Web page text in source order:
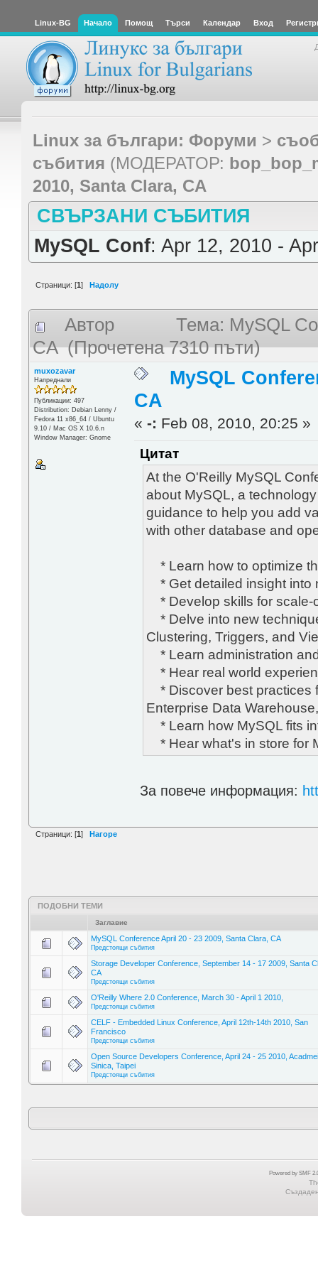
Linux-BG Начало Помощ Търси Календар Вход
Linux за българи: Форуми >
събития (МОДЕРАТОР:
2010, Santa Clara, CA
СВЪРЗАНИ СЪБИТИЯ
MySQL Conf: Apr 12, 2010 -
Страници: [1] Надолу
Автор
Тема: MySQL
CA (Прочетена 7310 пъти)
muxozavar
Напреднали
Публикации: 497
Distribution: Debian Lenny /
Fedora 11 x86_64 / Ubuntu
9.10 / Mac OS X 10.6.n
Window Manager: Gnome
MySQL
CA
«-: Feb 08, 2010, 20:25 »
Цитат
At the O'Reilly MySQL
about MySQL, a
guidance to help you add
with other database and
* Learn how to optimize
* Get detailed insight into
* Develop skills for scale-
* Delve into new
Clustering, Triggers, and
* Learn administration
* Hear real world
* Discover best practices
Enterprise Data
* Learn how MySQL fits
* Hear what's in store for
За повече информация:
Страници: [1] Нагоре
ПОДОБНИ ТЕМИ
Заглавие
MySQL Conference April 20 - 23 2009, Santa Clara, CA
Предстоящи събития
Storage Developer Conference, September 14 - 17 2009, Santa
CA
Предстоящи събития
O'Reilly Where 2.0 Conference, March 30 - April 1 2010,
Предстоящи събития
CELF - Embedded Linux Conference, April 12th-14th 2010, San
Francisco
Предстоящи събития
Open Source Developers Conference, April 24 - 25 2010,
Sinica, Taipei
Предстоящи събития
Powered by SMF